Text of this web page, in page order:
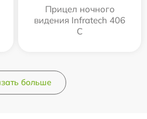
Прицел ночного
видения Infratech 406
С
больше